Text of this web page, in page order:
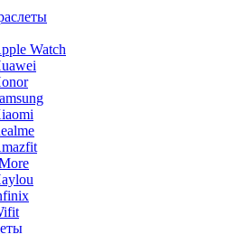
Watch